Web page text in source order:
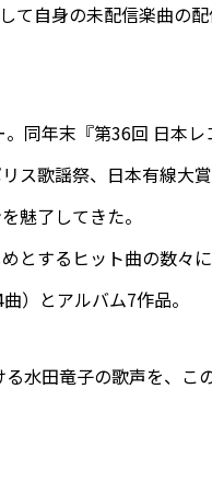
て自身の未配信楽曲の
同年末『第36回 日本
ス歌謡祭、日本有線大
魅了してきた。
とするヒット曲の数々
）とアルバム7作品。
水田竜子の歌声を、こ